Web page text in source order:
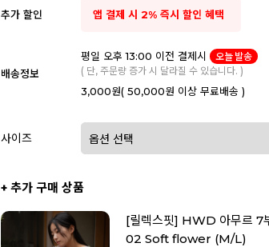
추가 할인 앱 결제 시 2% 즉시 할인 혜택
배송정보
평일 오후 13:00 이전 결제시
오늘 발송
( 단, 주문량 증가 시 달라질 수 있습니다. )
3,000원( 50,000원 이상 무료배송 )
사이즈
+ 추가 구매 상품
[릴렉스핏] HWD 아무르 7
02 Soft flower (M/L)